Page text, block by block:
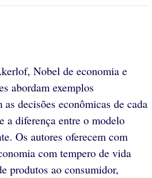
Nobel de economia e
abordam exemplos
decisões econômicas de cada
a diferença entre o modelo
Os autores oferecem com
com tempero de vida
produtos ao consumidor,